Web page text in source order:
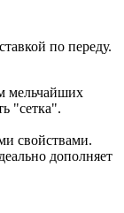
по переду.
мельчайших
"сетка".
свойствами.
дополняет